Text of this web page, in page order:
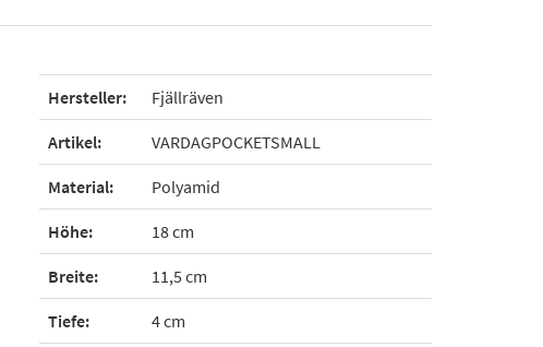
Hersteller: Fjällräven
Artikel: VARDAGPOCKETSMALL
Material: Polyamid
Höhe: 18 cm
Breite: 11,5 cm
Tiefe: 4 cm